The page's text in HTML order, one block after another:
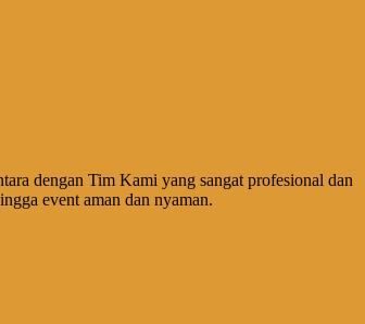
dengan Tim Kami yang sangat profesional dan
event aman dan nyaman.